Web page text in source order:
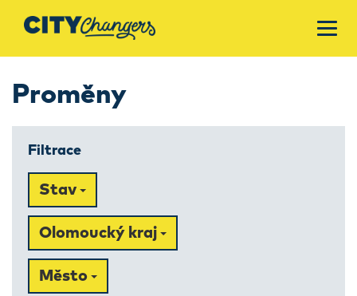
Proměny
Filtrace
Stav
Olomoucký kraj
Město